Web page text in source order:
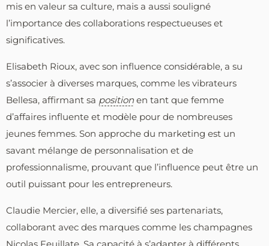
mis en valeur sa culture, mais a aussi souligné
l’importance des collaborations respectueuses et
significatives.
Elisabeth Rioux, avec son influence considérable, a su
s’associer à diverses marques, comme les vibrateurs
Bellesa, affirmant sa position en tant que femme
d’affaires influente et modèle pour de nombreuses
jeunes femmes. Son approche du marketing est un
savant mélange de personnalisation et de
professionnalisme, prouvant que l’influence peut être un
outil puissant pour les entrepreneurs.
Claudie Mercier, elle, a diversifié ses partenariats,
collaborant avec des marques comme les champagnes